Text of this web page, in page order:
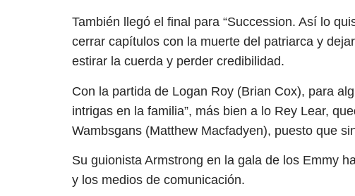
También llegó el final para “Succession. Así lo
cerrar capítulos con la muerte del patriarca y
estirar la cuerda y perder credibilidad.
Con la partida de Logan Roy (Brian Cox), para
intrigas en la familia”, más bien a lo Rey Lear,
Wambsgans (Matthew Macfadyen), puesto que
Su guionista Armstrong en la gala de los Emmy
y los medios de comunicación.